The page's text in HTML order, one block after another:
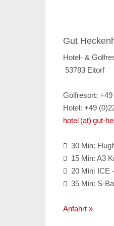
Gut
Hotel- &
53783 Eitorf
Golfresort:
Hotel: +49
hotel (at) gut-
 30 Min:
 15 Min: A3
 20 Min: ICE
 35 Min: S-
Anfahrt »